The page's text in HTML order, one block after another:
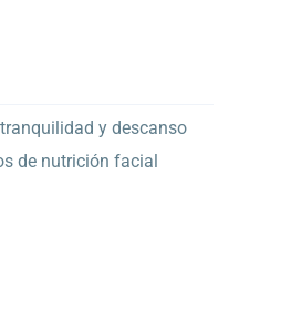
y descanso
de nutrición facial